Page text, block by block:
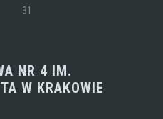
31
NR 4 IM.
W KRAKOWIE